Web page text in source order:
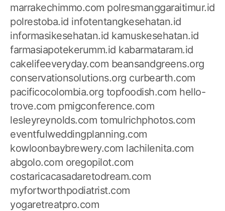
marrakechimmo.com polresmanggaraitimur.id
polrestoba.id infotentangkesehatan.id
informasikesehatan.id kamuskesehatan.id
farmasiapotekerumm.id kabarmataram.id
cakelifeeveryday.com beansandgreens.org
conservationsolutions.org curbearth.com
pacificocolombia.org topfoodish.com hello-
trove.com pmigconference.com
lesleyreynolds.com tomulrichphotos.com
eventfulweddingplanning.com
kowloonbaybrewery.com lachilenita.com
abgolo.com oregopilot.com
costaricacasadaretodream.com
myfortworthpodiatrist.com
yogaretreatpro.com